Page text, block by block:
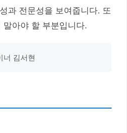
과 전문성을 보여줍니다. 또
말아야 할 부분입니다.
너 김서현